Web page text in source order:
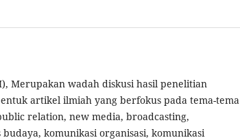
Merupakan wadah diskusi hasil penelitian
artikel ilmiah yang berfokus pada tema-tema
relation, new media, broadcasting,
komunikasi organisasi, komunikasi